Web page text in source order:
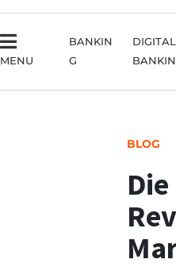
MENU
BANKIN
G
DIGITAL
BLOG